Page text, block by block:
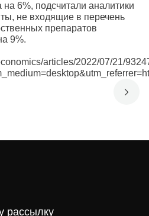
6%, подсчитали аналитики
не входящие в перечень
препаратов
9%.
articles/2022/07/21/
рассылку